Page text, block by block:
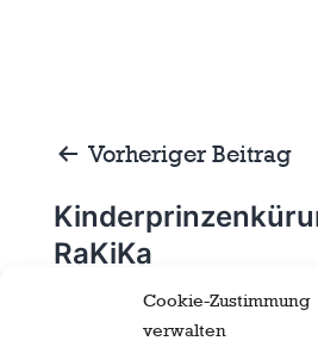
Cookie-Zustimmung
verwalten
Vorheriger Beitrag
RaKiKa